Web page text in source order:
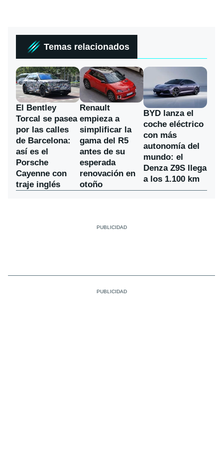
Temas relacionados
El Bentley
Torcal se pasea
por las calles
de Barcelona:
así es el
Porsche
Cayenne con
traje inglés
Renault
empieza a
simplificar la
gama del R5
antes de su
esperada
renovación en
otoño
BYD lanza el
coche eléctrico
con más
autonomía del
mundo: el
Denza Z9S llega
a los 1.100 km